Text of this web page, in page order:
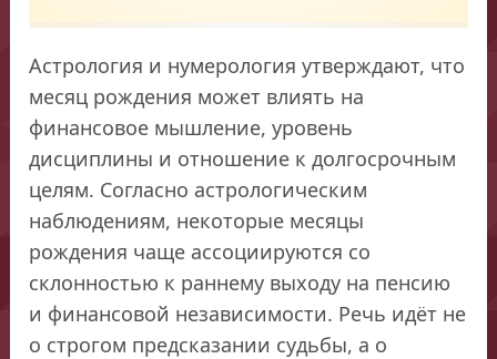
Астрология и нумерология утверждают, что
месяц рождения может влиять на
финансовое мышление, уровень
дисциплины и отношение к долгосрочным
целям. Согласно астрологическим
наблюдениям, некоторые месяцы
рождения чаще ассоциируются со
склонностью к раннему выходу на пенсию
и финансовой независимости. Речь идёт не
о строгом предсказании судьбы, а о